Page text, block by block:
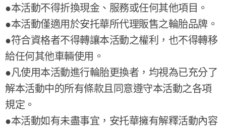
●本活動不得折換現金、服務或任何其他項目。
●本活動僅適用於安托華所代理販售之輪胎品牌。
●符合資格者不得轉讓本活動之權利，也不得轉移
給任何其他車輛使用。
●凡使用本活動進行輪胎更換者，均視為已充分了
解本活動中的所有條款且同意遵守本活動之各項
規定。
●本活動如有未盡事宜，安托華擁有解釋活動內容